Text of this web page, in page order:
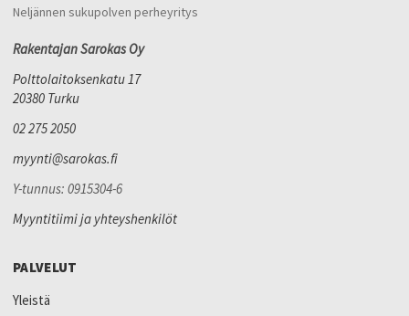
Neljännen sukupolven perheyritys
Rakentajan Sarokas Oy
Polttolaitoksenkatu 17
20380 Turku
02 275 2050
myynti@sarokas.fi
Y-tunnus: 0915304-6
Myyntitiimi ja yhteyshenkilöt
PALVELUT
Yleistä